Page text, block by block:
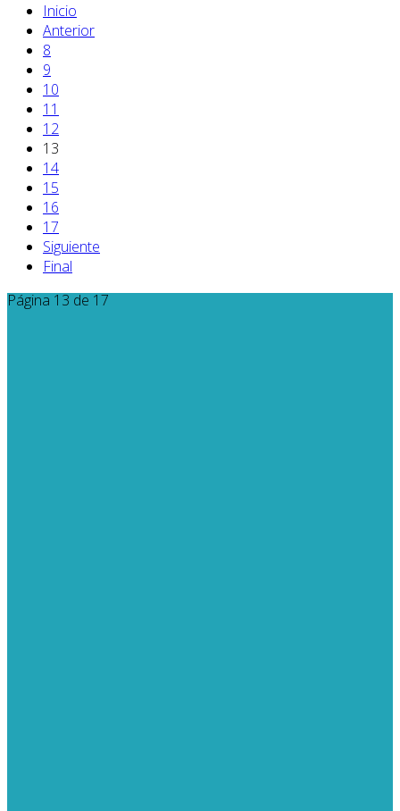
Inicio
Anterior
8
9
10
11
12
13
14
15
16
17
Siguiente
Final
Página 13 de 17